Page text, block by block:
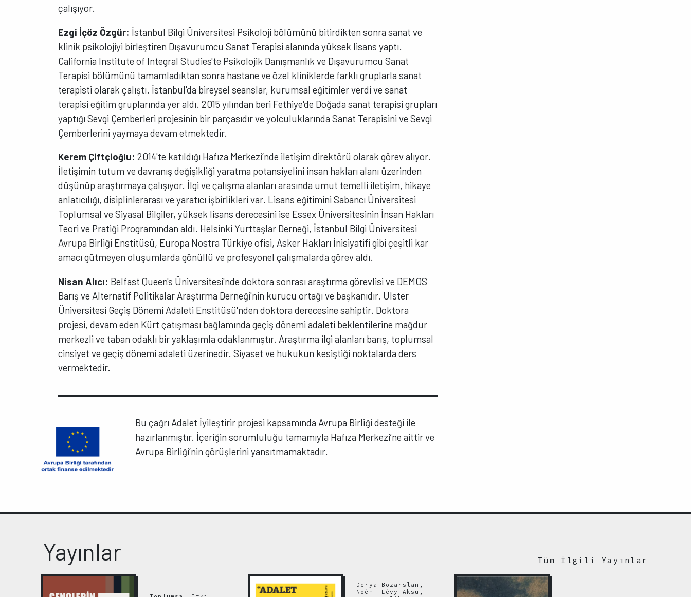
çalışıyor.
Ezgi İçöz Özgür: İstanbul Bilgi Üniversitesi Psikoloji bölümünü bitirdikten sonra sanat ve
klinik psikolojiyi birleştiren Dışavurumcu Sanat Terapisi alanında yüksek lisans yaptı.
California Institute of Integral Studies'te Psikolojik Danışmanlık ve Dışavurumcu Sanat
Terapisi bölümünü tamamladıktan sonra hastane ve özel kliniklerde farklı gruplarla sanat
terapisti olarak çalıştı. İstanbul'da bireysel seanslar, kurumsal eğitimler verdi ve sanat
terapisi eğitim gruplarında yer aldı. 2015 yılından beri Fethiye'de Doğada sanat terapisi grupları
yaptığı Sevgi Çemberleri projesinin bir parçasıdır ve yolculuklarında Sanat Terapisini ve Sevgi
Çemberlerini yaymaya devam etmektedir.
Kerem Çiftçioğlu: 2014'te katıldığı Hafıza Merkezi’nde iletişim direktörü olarak görev alıyor.
İletişimin tutum ve davranış değişikliği yaratma potansiyelini insan hakları alanı üzerinden
düşünüp araştırmaya çalışıyor. İlgi ve çalışma alanları arasında umut temelli iletişim, hikaye
anlatıcılığı, disiplinlerarası ve yaratıcı işbirlikleri var. Lisans eğitimini Sabancı Üniversitesi
Toplumsal ve Siyasal Bilgiler, yüksek lisans derecesini ise Essex Üniversitesinin İnsan Hakları
Teori ve Pratiği Programından aldı. Helsinki Yurttaşlar Derneği, İstanbul Bilgi Üniversitesi
Avrupa Birliği Enstitüsü, Europa Nostra Türkiye ofisi, Asker Hakları İnisiyatifi gibi çeşitli kar
amacı gütmeyen oluşumlarda gönüllü ve profesyonel çalışmalarda görev aldı.
Nisan Alıcı: Belfast Queen's Üniversitesi'nde doktora sonrası araştırma görevlisi ve DEMOS
Barış ve Alternatif Politikalar Araştırma Derneği'nin kurucu ortağı ve başkanıdır. Ulster
Üniversitesi Geçiş Dönemi Adaleti Enstitüsü'nden doktora derecesine sahiptir. Doktora
projesi, devam eden Kürt çatışması bağlamında geçiş dönemi adaleti beklentilerine mağdur
merkezli ve taban odaklı bir yaklaşımla odaklanmıştır. Araştırma ilgi alanları barış, toplumsal
cinsiyet ve geçiş dönemi adaleti üzerinedir. Siyaset ve hukukun kesiştiği noktalarda ders
vermektedir.
Bu çağrı Adalet İyileştirir projesi kapsamında Avrupa Birliği desteği ile
hazırlanmıştır. İçeriğin sorumluluğu tamamıyla Hafıza Merkezi’ne aittir ve
Avrupa Birliği’nin görüşlerini yansıtmamaktadır.
Yayınlar Tüm İlgili Yayınlar
Derya Bozarslan,
Noémi Lévy-Aksu,